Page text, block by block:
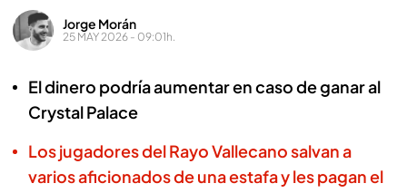
Jorge Morán
25 MAY 2026 - 09:01h.
El dinero podría aumentar en caso de ganar al
Crystal Palace
Los jugadores del Rayo Vallecano salvan a
varios aficionados de una estafa y les pagan el